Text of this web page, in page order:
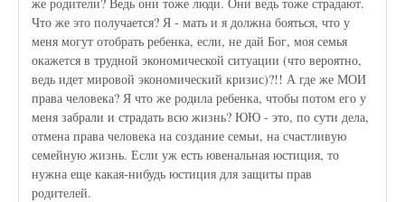
Что же это получается? Я - мать и я должна бояться, что у
меня могут отобрать ребенка, если, не дай Бог, моя семья
окажется в трудной экономической ситуации (что вероятно,
ведь идет мировой экономический кризис)?!! А где же МОИ
права человека? Я что же родила ребенка, чтобы потом его у
меня забрали и страдать всю жизнь? ЮЮ - это, по сути дела,
отмена права человека на создание семьи, на счастливую
семейную жизнь. Если уж есть ювенальная юстиция, то
нужна еще какая-нибудь юстиция для защиты прав
родителей.